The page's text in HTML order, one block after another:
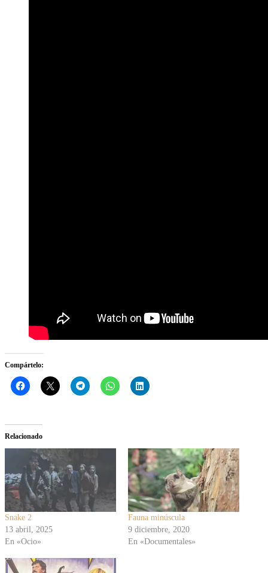
Compártelo:
Relacionado
Snake 2
13 abril, 2025
En «Ocio»
Fauna minúscula
9 diciembre, 2020
En «Documentales»